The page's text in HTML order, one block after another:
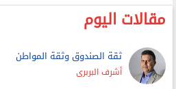
مقالات اليوم
ثقة الصندوق وثقة المواطن
أشرف البربرى